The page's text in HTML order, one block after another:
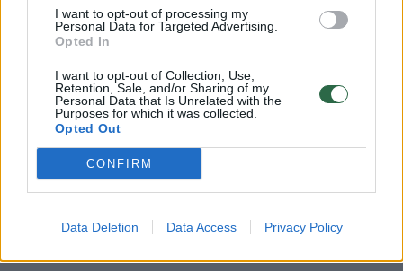
I want to opt-out of processing my
Personal Data for Targeted Advertising.
Opted In
I want to opt-out of Collection, Use,
Retention, Sale, and/or Sharing of my
Personal Data that Is Unrelated with the
Purposes for which it was collected.
Opted Out
CONFIRM
Data Deletion Data Access Privacy Policy
Rodyti komentarus
Prisijungti komentatoriams